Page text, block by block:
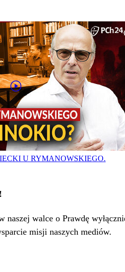
U RYMANOWSKIEGO.
naszej walce o Prawdę
misji naszych mediów.